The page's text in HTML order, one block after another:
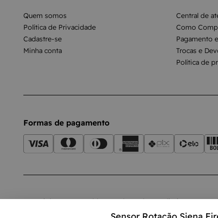
Quem somos
Política de Privacidade
Cadastre-se
Minha conta
Central de
Como
Pagamento
Trocas e
Política de
Formas de pagamento
Copyright © 2018-carblue.com.br. Todos os direitos
de pagamento, frete e produtos são válidos exclusivamente